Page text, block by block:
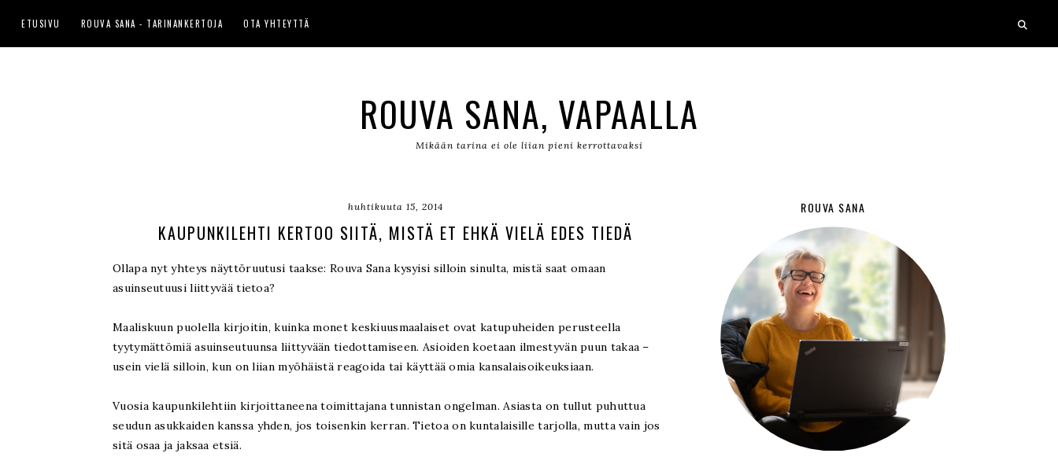
ETUSIVU ROUVA SANA - TARINANKERTOJA OTA YHTEYTTÄ
ROUVA SANA, VAPAALLA
Mikään tarina ei ole liian pieni kerrottavaksi
huhtikuuta 15, 2014
KAUPUNKILEHTI KERTOO SIITÄ, MISTÄ ET EHKÄ VIELÄ EDES TIEDÄ
Ollapa nyt yhteys näyttöruutusi taakse: Rouva Sana kysyisi silloin sinulta, mistä saat omaan
asuinseutuusi liittyvää tietoa?
Maaliskuun puolella kirjoitin, kuinka monet keskiuusmaalaiset ovat katupuheiden perusteella
tyytymättömiä asuinseutuunsa liittyvään tiedottamiseen. Asioiden koetaan ilmestyvän puun takaa –
usein vielä silloin, kun on liian myöhäistä reagoida tai käyttää omia kansalaisoikeuksiaan.
Vuosia kaupunkilehtiin kirjoittaneena toimittajana tunnistan ongelman. Asiasta on tullut puhuttua
seudun asukkaiden kanssa yhden, jos toisenkin kerran. Tietoa on kuntalaisille tarjolla, mutta vain jos
sitä osaa ja jaksaa etsiä.
ROUVA SANA